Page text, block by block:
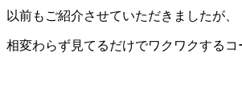
以前もご紹介させていただきましたが、
相変わらず見てるだけでワクワクするコ